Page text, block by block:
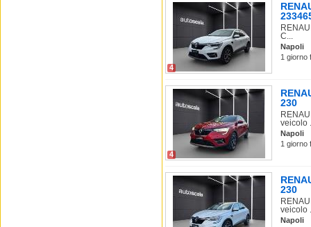
4
C...
Napoli
1 giorno
4
230
veicolo
Napoli
1 giorno
230
veicolo
Napoli